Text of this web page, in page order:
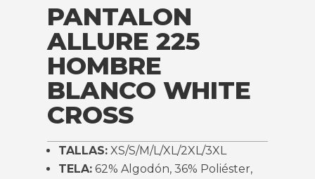
PANTALON
ALLURE 225
HOMBRE
BLANCO WHITE
CROSS
TALLAS: XS/S/M/L/XL/2XL/3XL
TELA: 62% Algodón, 36% Poliéster,